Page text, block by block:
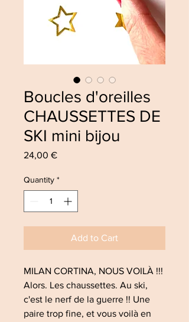
Boucles d'oreilles
CHAUSSETTES DE
SKI mini bijou
24,00 €Price
Quantity *
Add to Cart
MILAN CORTINA, NOUS VOILÀ !!!
Alors. Les chaussettes. Au ski,
c'est le nerf de la guerre !! Une
paire trop fine, et vous voilà en